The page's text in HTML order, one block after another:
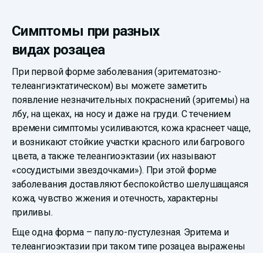
Симптомы при разных
видах розацеа
При первой форме заболевания (эритематозно-
телеангиэктатическом) вы можете заметить
появление незначительных покраснений (эритемы) на
лбу, на щеках, на носу и даже на груди. С течением
времени симптомы усиливаются, кожа краснеет чаще,
и возникают стойкие участки красного или багрового
цвета, а также телеангиоэктазии (их называют
«сосудистыми звездочками»). При этой форме
заболевания доставляют беспокойство шелушащаяся
кожа, чувство жжения и отечность, характерны
приливы.
Еще одна форма – папуло-пустулезная. Эритема и
телеангиоэктазии при таком типе розацеа выражены